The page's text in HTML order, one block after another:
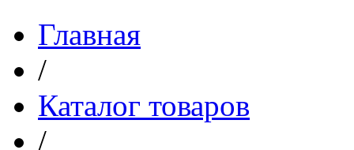
Главная
/
Каталог товаров
/